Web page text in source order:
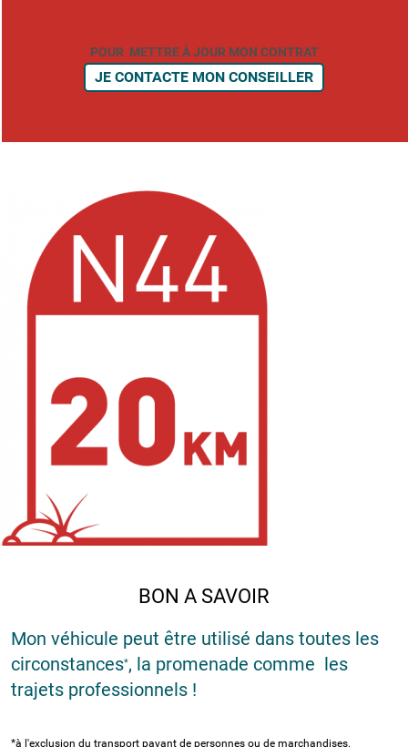
POUR METTRE À JOUR MON CONTRAT
JE CONTACTE MON CONSEILLER
BON A SAVOIR
Mon véhicule peut être utilisé dans toutes les
circonstances*, la promenade comme les
trajets professionnels !
*à l'exclusion du transport payant de personnes ou de marchandises.